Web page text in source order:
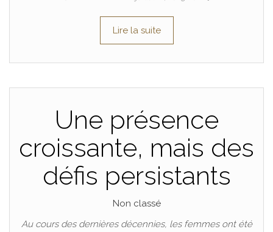
Lire la suite
Une présence
croissante, mais des
défis persistants
Non classé
Au cours des dernières décennies, les femmes ont été